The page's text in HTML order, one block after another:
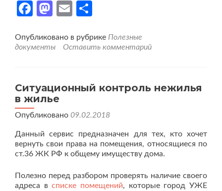
Facebook
Mastodon
Email
Опубликовано в рубрике Полезные
документы
Оставить комментарий
Ситуационный контроль нежилья
в жилье
Опубликовано 09.02.2018
Данный сервис предназначен для тех, кто хочет
вернуть свои права на помещения, относящиеся по
ст.36 ЖК РФ к общему имуществу дома.
Полезно перед разбором проверять наличие своего
адреса всписке помещений, которые город УЖЕ